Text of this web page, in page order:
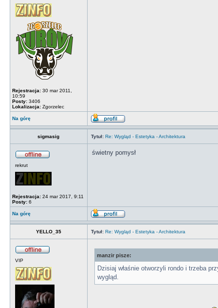
Rejestracja: 30 mar 2011,
10:59
Posty: 3406
Lokalizacja: Zgorzelec
Na górę
sigmasig Tytuł: Re: Wygląd - Estetyka - Architektura
rekrut
Rejestracja: 24 mar 2017, 9:11
Posty: 6
świetny pomysł
Na górę
YELLO_35 Tytuł: Re: Wygląd - Estetyka - Architektura
VIP
manzir pisze:
Dzisiaj właśnie otworzyli rondo i trzeba
wygląd.